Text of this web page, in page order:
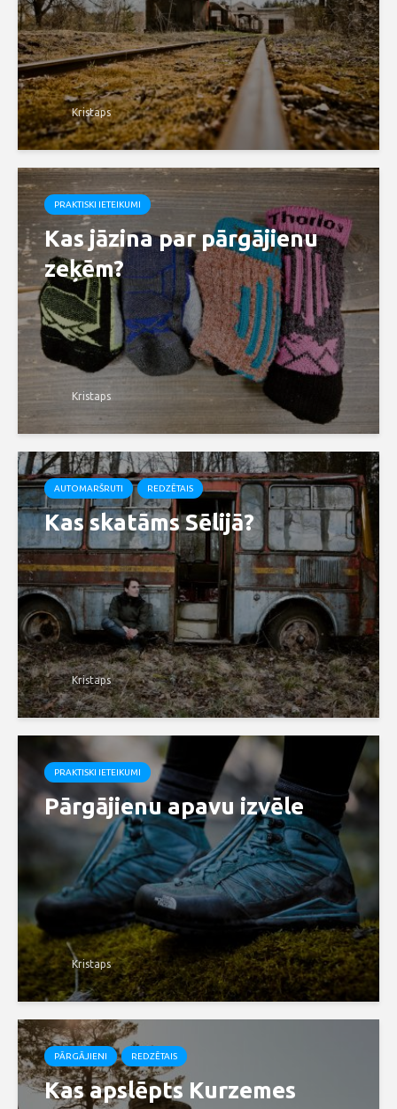
Kristaps
PRAKTISKI IETEIKUMI
Kas jāzina par pārgājienu
zeķēm?
Kristaps
AUTOMARŠRUTI REDZĒTAIS
Kas skatāms Sēlijā?
Kristaps
PRAKTISKI IETEIKUMI
Pārgājienu apavu izvēle
Kristaps
PĀRGĀJIENI REDZĒTAIS
Kas apslēpts Kurzemes